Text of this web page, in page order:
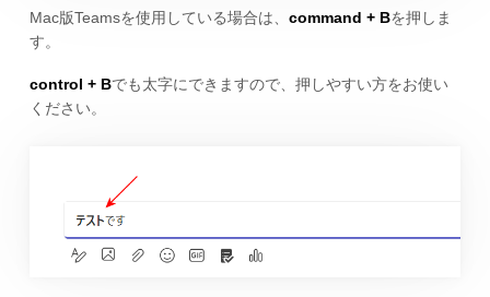
Mac版Teamsを使用している場合は、 command + Bを押しま
す。
control + Bでも太字にできますので、押しやすい方をお使い
ください。